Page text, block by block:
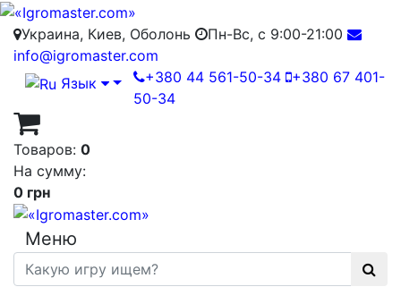
Украина, Киев, Оболонь
Пн-Вс, с 9:00-21:00
info@igromaster.com
Язык
+380 44 561-50-34 +380 67 401-
50-34
Товаров: 0
На сумму:
0 грн
Меню